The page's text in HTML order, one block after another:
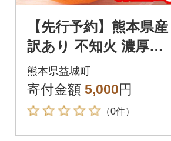
【先行予約】熊本県産
訳あり 不知火 濃厚な
甘み!と爽やかな酸味!
デコみかん 約2kg(益
城町)
熊本県益城町
寄付金額 5,000円
（0件）